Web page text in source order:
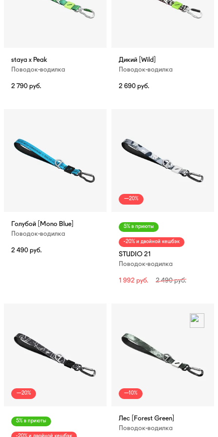
staya x Peak
Поводок-водилка
2 790 руб.
Дикий [Wild]
Поводок-водилка
2 690 руб.
Голубой [Mono Blue]
Поводок-водилка
2 490 руб.
—20%
5% в приюты
-20% и двойной кешбэк
STUDIO 21
Поводок-водилка
1 992 руб. 2 490руб.
—20%
5% в приюты
—10%
Лес [Forest Green]
Поводок-водилка